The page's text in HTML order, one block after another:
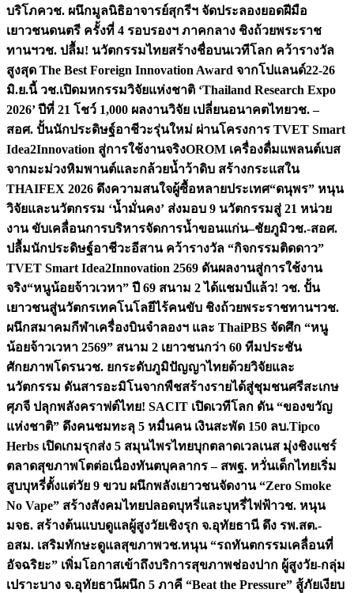
บริโภควช. ผนึกมูลนิธิอาจารย์สุกรีฯ จัดประลองยอดฝีมือ
เยาวชนดนตรี ครั้งที่ 4 รอบรองฯ ภาคกลาง ชิงถ้วยพระราช
ทานฯวช. ปลื้ม! นวัตกรรมไทยสร้างชื่อบนเวทีโลก คว้ารางวัล
สูงสุด The Best Foreign Innovation Award จากโปแลนด์22-26
มิ.ย.นี้ วช.เปิดมหกรรมวิจัยแห่งชาติ ‘Thailand Research Expo
2026’ ปีที่ 21 โชว์ 1,000 ผลงานวิจัย เปลี่ยนอนาคตไทยวช. –
สอศ. ปั้นนักประดิษฐ์อาชีวะรุ่นใหม่ ผ่านโครงการ TVET Smart
Idea2Innovation สู่การใช้งานจริงOROM เครื่องดื่มแพลนต์เบส
จากมะม่วงหิมพานต์และกล้วยน้ำว้าดิบ สร้างกระแสใน
THAIFEX 2026 ดึงความสนใจผู้ซื้อหลายประเทศ“ดนุพร” หนุน
วิจัยและนวัตกรรม ‘น้ำมั่นคง’ ส่งมอบ 9 นวัตกรรมสู่ 21 หน่วย
งาน ขับเคลื่อนการบริหารจัดการน้ำขอนแก่น–ชัยภูมิวช.-สอศ.
ปลื้มนักประดิษฐ์อาชีวะอีสาน คว้ารางวัล “กิจกรรมติดดาว”
TVET Smart Idea2Innovation 2569 ดันผลงานสู่การใช้งาน
จริง“หนูน้อยจ้าวเวหา” ปี 69 สนาม 2 ได้แชมป์แล้ว! วช. ปั้น
เยาวชนสู่นวัตกรเทคโนโลยีไร้คนขับ ชิงถ้วยพระราชทานฯวช.
ผนึกสมาคมกีฬาเครื่องบินจำลองฯ และ ThaiPBS จัดศึก “หนู
น้อยจ้าวเวหา 2569” สนาม 2 เยาวชนกว่า 60 ทีมประชัน
ศักยภาพโดรนวช. ยกระดับภูมิปัญญาไทยด้วยวิจัยและ
นวัตกรรม ดันสารอะมิโนจากพืชสร้างรายได้สู่ชุมชนศรีสะเกษ
ศุภจี ปลุกพลังคราฟต์ไทย! SACIT เปิดเวทีโลก ดัน “ของขวัญ
แห่งชาติ” ดึงคนชมทะลุ 5 หมื่นคน เงินสะพัด 150 ลบ.Tipco
Herbs เปิดเกมรุกส่ง 5 สมุนไพรไทยบุกตลาดเวลเนส มุ่งชิงแชร์
ตลาดสุขภาพโตต่อเนื่องทันตบุคลากร – สพฐ. หวั่นเด็กไทยเริ่ม
สูบบุหรี่ตั้งแต่วัย 9 ขวบ ผนึกพลังเยาวชนจัดงาน “Zero Smoke
No Vape” สร้างสังคมไทยปลอดบุหรี่และบุหรี่ไฟฟ้าวช. หนุน
มจธ. สร้างต้นแบบดูแลผู้สูงวัยเชิงรุก จ.อุทัยธานี ดึง รพ.สต.-
อสม. เสริมทักษะดูแลสุขภาพวช.หนุน “รถทันตกรรมเคลื่อนที่
อัจฉริยะ” เพิ่มโอกาสเข้าถึงบริการสุขภาพช่องปาก ผู้สูงวัย-กลุ่ม
เปราะบาง จ.อุทัยธานีผนึก 5 ภาคี “Beat the Pressure” สู้ภัยเงียบ